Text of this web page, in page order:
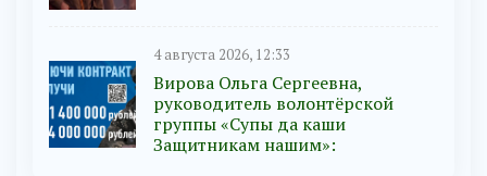
4 августа 2026, 12:33
Вирова Ольга Сергеевна,
руководитель волонтёрской
группы «Супы да каши
Защитникам нашим»: